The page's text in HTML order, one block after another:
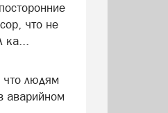
что не
ка...
что людям
аварийном